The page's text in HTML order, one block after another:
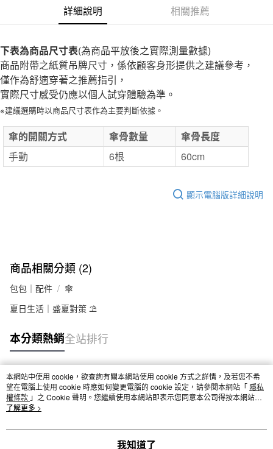
每筆NT$65，滿NT$1,000(含以上)免運費
每筆NT$150，滿NT$2,000(含以上)免運費
無印良品門市自取
免運費
詳細說明 相關推薦
下表為商品尺寸表(為商品平放後之實際測量數據)
商品附帶之紙質吊牌尺寸，係依顧客身形提供之建議參考，
僅作為舒適穿著之推薦指引，
實際尺寸感受仍應以個人試穿體驗為準。
※建議選購時以商品尺寸表作為主要判斷依據。
傘的開關方式 傘骨數量
傘骨長度
手動
6根 60cm
顯示電腦版詳細說明
商品相關分類 (2)
包包｜配件
傘
夏日生活｜盛夏對策 ⛱️
本分類熱銷全站排行
熱門標籤
本網站中使用 cookie，欲查詢有關本網站使用 cookie 方式之詳情，及若您不希
望在電腦上使用 cookie 時應如何變更電腦的 cookie 設定，請參閱本網站「 隱私
權條款 」之 Cookie 聲明。您繼續使用本網站即表示您同意本公司得按本網站使
用條款之 Cookie 聲明使用 cookie。
了解更多 >
我知道了